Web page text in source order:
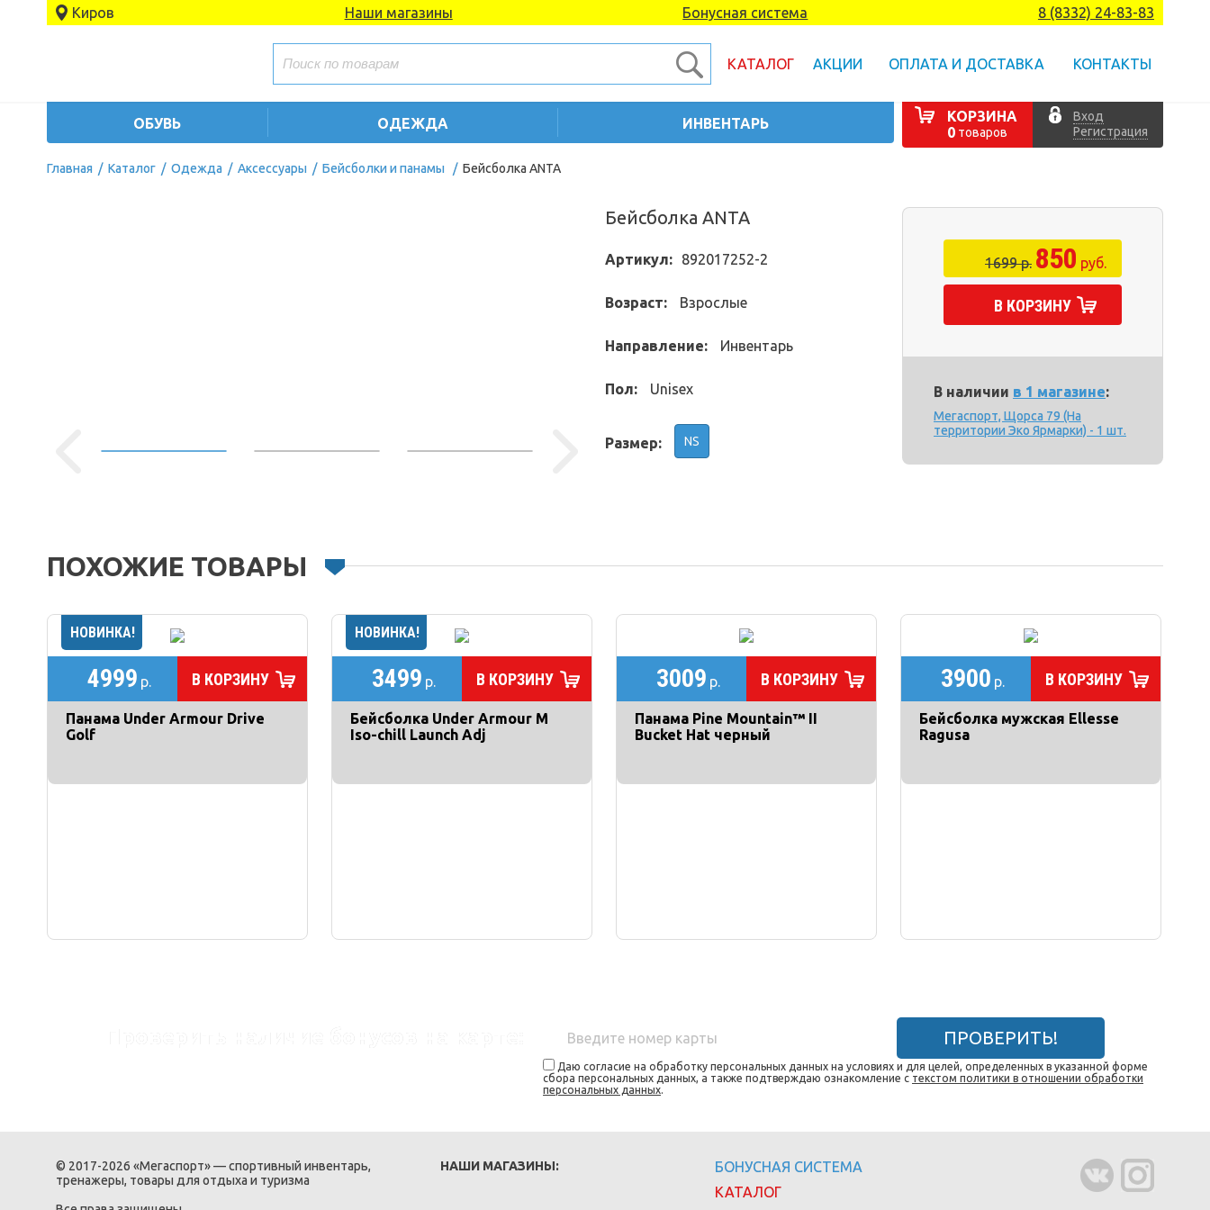
Киров Наши магазины Бонусная система 8 (8332) 24-83-83
КАТАЛОГ АКЦИИ ОПЛАТА И ДОСТАВКА КОНТАКТЫ
ОБУВЬ ОДЕЖДА ИНВЕНТАРЬ
КОРЗИНА
0 товаров
Вход
Регистрация
Главная / Каталог / Одежда / Аксессуары / Бейсболки и панамы / Бейсболка ANTA
Бейсболка ANTA
Артикул: 892017252-2
Возраст: Взрослые
Направление: Инвентарь
Пол: Unisex
Размер: NS
1699 р. 850 руб.
В КОРЗИНУ
В наличии в 1 магазине:
Мегаспорт, Щорса 79 (На
территории Эко Ярмарки) - 1 шт.
ПОХОЖИЕ ТОВАРЫ
4999 р. В КОРЗИНУ
Панама Under Armour Drive
Golf
3499 р. В КОРЗИНУ
Бейсболка Under Armour M
Iso-chill Launch Adj
3009 р. В КОРЗИНУ
Панама Pine Mountain™ II
Bucket Hat черный
3900 р. В КОРЗИНУ
Бейсболка мужская Ellesse
Ragusa
ПРОВЕРИТЬ!
Даю согласие на обработку персональных данных на условиях и для целей, определенных в указанной форме
сбора персональных данных, а также подтверждаю ознакомление с текстом политики в отношении обработки
персональных данных.
© 2017-2026 «Мегаспорт» — спортивный инвентарь,
тренажеры, товары для отдыха и туризма
НАШИ МАГАЗИНЫ:
БОНУСНАЯ СИСТЕМА
КАТАЛОГ